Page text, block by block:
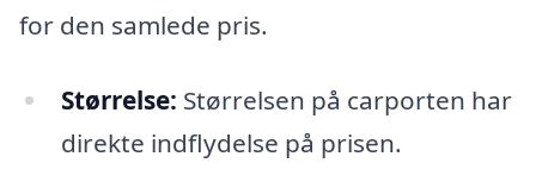
for den samlede pris.
Størrelse: Størrelsen på carporten har
direkte indflydelse på prisen.